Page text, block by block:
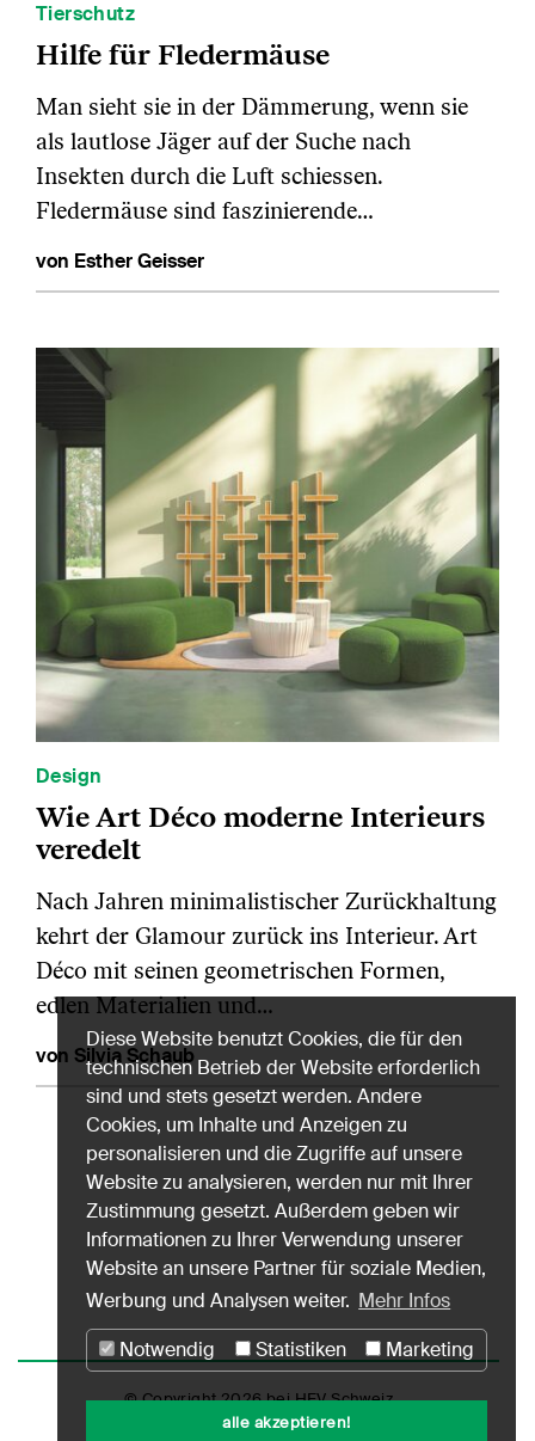
Tierschutz
Hilfe für Fledermäuse
Man sieht sie in der Dämmerung, wenn sie
als lautlose Jäger auf der Suche nach
Insekten durch die Luft schiessen.
Fledermäuse sind faszinierende…
von Esther Geisser
Design
Wie Art Déco moderne Interieurs
veredelt
Nach Jahren minimalistischer Zurückhaltung
kehrt der Glamour zurück ins Interieur. Art
Déco mit seinen geometrischen Formen,
edlen Materialien und…
von Silvia Schaub
© Copyright 2026 bei HEV Schweiz
Datenschutz Nutzungshinweise
Diese Website benutzt Cookies, die für den
technischen Betrieb der Website erforderlich
sind und stets gesetzt werden. Andere
Cookies, um Inhalte und Anzeigen zu
personalisieren und die Zugriffe auf unsere
Website zu analysieren, werden nur mit Ihrer
Zustimmung gesetzt. Außerdem geben wir
Informationen zu Ihrer Verwendung unserer
Website an unsere Partner für soziale Medien,
Werbung und Analysen weiter. Mehr Infos
Notwendig
Statistiken Marketing
alle akzeptieren!